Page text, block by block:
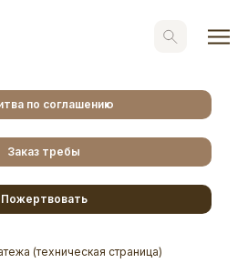
по соглашению
Заказ требы
Пожертвовать
(техническая страница)